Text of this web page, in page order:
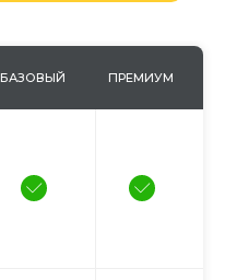
БАЗОВЫЙ ПРЕМИУМ